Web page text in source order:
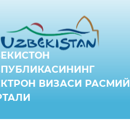
ВИЗАСИ РАСМИЙ